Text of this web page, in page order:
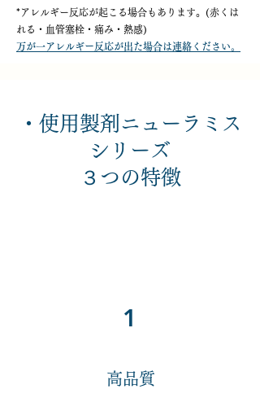
*アレルギー反応が起こる場合もあります。(赤くは
れる・血管塞栓・痛み・熱感)
万が一アレルギー反応が出た場合は連絡ください。
・使用製剤ニューラミス
シリーズ
３つの特徴
1
​高品質